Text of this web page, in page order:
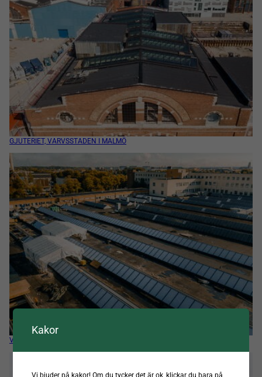
GJUTERIET, VARVSSTADEN I MALMÖ
VINTERGATAN 19, NYA ASSA I ESKILSTUNA
Kakor
Vi bjuder på kakor! Om du tycker det är ok, klickar du bara på